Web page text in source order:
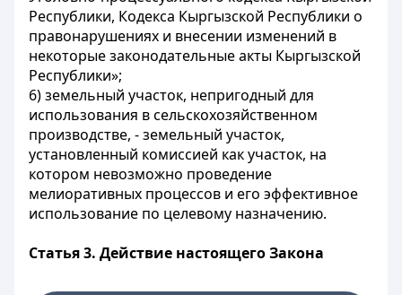
Республики, Кодекса Кыргызской Республики о
правонарушениях и внесении изменений в
некоторые законодательные акты Кыргызской
Республики»;
6) земельный участок, непригодный для
использования в сельскохозяйственном
производстве, - земельный участок,
установленный комиссией как участок, на
котором невозможно проведение
мелиоративных процессов и его эффективное
использование по целевому назначению.
Статья 3. Действие настоящего Закона